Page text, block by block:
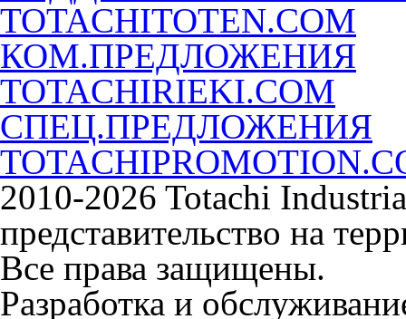
TOTACHITOTEN.COM
КОМ.ПРЕДЛОЖЕНИЯ
TOTACHIRIEKI.COM
СПЕЦ.ПРЕДЛОЖЕНИЯ
2010-2026 Totachi
представительство на
Все права защищены.
Разработка и